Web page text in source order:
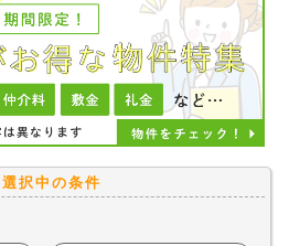
選択中の条件